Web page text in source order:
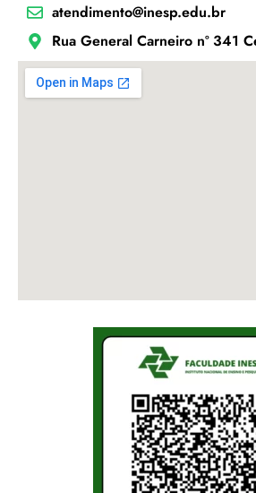
atendimento@inesp.edu.br
Rua General Carneiro nº 341